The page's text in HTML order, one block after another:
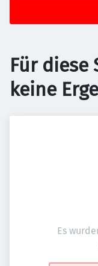
Für diese
keine
Es